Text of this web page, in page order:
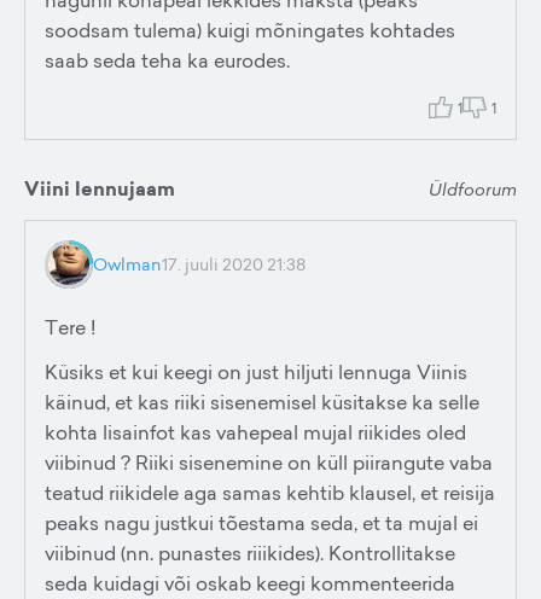
soodsam tulema) kuigi mõningates kohtades
saab seda teha ka eurodes.
1 1
Viini lennujaam Üldfoorum
Owlman17. juuli 2020 21:38
Tere !
Küsiks et kui keegi on just hiljuti lennuga Viinis
käinud, et kas riiki sisenemisel küsitakse ka selle
kohta lisainfot kas vahepeal mujal riikides oled
viibinud ? Riiki sisenemine on küll piirangute vaba
teatud riikidele aga samas kehtib klausel, et reisija
peaks nagu justkui tõestama seda, et ta mujal ei
viibinud (nn. punastes riiikides). Kontrollitakse
seda kuidagi või oskab keegi kommenteerida